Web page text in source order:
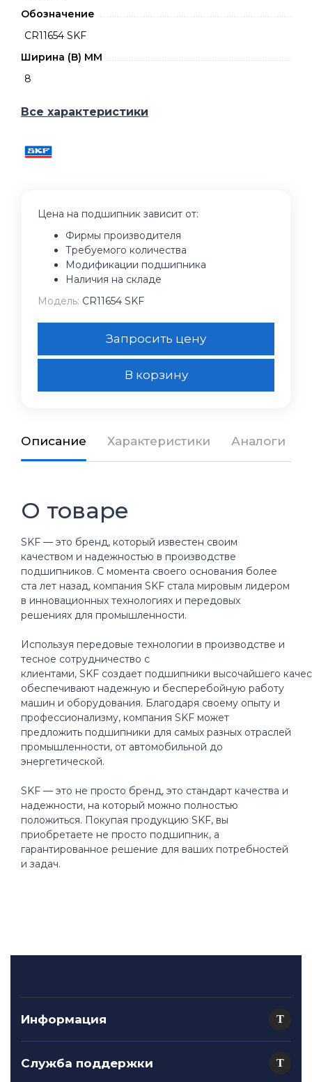
Обозначение
CR11654 SKF
Ширина (B) MM
8
Все характеристики
Цена на подшипник зависит от:
Фирмы производителя
Требуемого количества
Модификации подшипника
Наличия на складе
Модель: CR11654 SKF
Запросить цену
В корзину
Описание Характеристики Аналоги
О товаре
SKF — это бренд, который известен своим
качеством и надежностью в производстве
подшипников. С момента своего основания более
ста лет назад, компания SKF стала мировым лидером
в инновационных технологиях и передовых
решениях для промышленности.
Используя передовые технологии в производстве и
тесное сотрудничество с
клиентами, SKF создает подшипники высочайшего
обеспечивают надежную и бесперебойную работу
машин и оборудования. Благодаря своему опыту и
профессионализму, компания SKF может
предложить подшипники для самых разных отраслей
промышленности, от автомобильной до
энергетической.
SKF — это не просто бренд, это стандарт качества и
надежности, на который можно полностью
положиться. Покупая продукцию SKF, вы
приобретаете не просто подшипник, а
гарантированное решение для ваших потребностей
и задач.
Информация
Служба поддержки